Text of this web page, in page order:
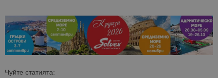
Чуйте статията: